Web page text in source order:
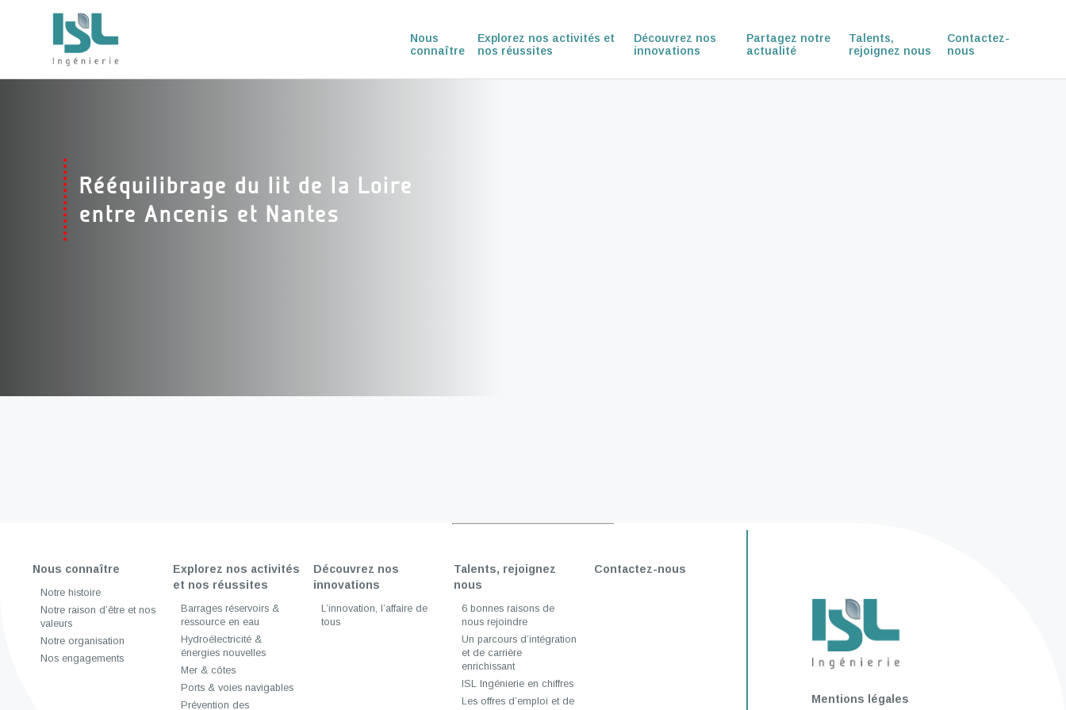
Nous
connaître
Explorez nos activités et
nos réussites
Découvrez nos
innovations
Partagez notre
actualité
Talents,
rejoignez nous
Contactez-
nous
Rééquilibrage du lit de la Loire
entre Ancenis et Nantes
Nous connaître
Notre histoire
Notre raison d’être et nos
valeurs
Notre organisation
Nos engagements
Explorez nos activités
et nos réussites
Barrages réservoirs &
ressource en eau
Hydroélectricité &
énergies nouvelles
Mer & côtes
Ports & voies navigables
Prévention des
Découvrez nos
innovations
L’innovation, l’affaire de
tous
Talents, rejoignez
nous
6 bonnes raisons de
nous rejoindre
Un parcours d’intégration
et de carrière
enrichissant
ISL Ingénierie en chiffres
Les offres d’emploi et de
Contactez-nous
Mentions légales